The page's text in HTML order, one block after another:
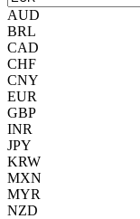
AUD
BRL
CAD
CHF
CNY
EUR
GBP
INR
JPY
KRW
MXN
MYR
NZD